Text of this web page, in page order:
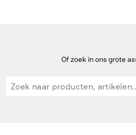
Of zoek in ons grote